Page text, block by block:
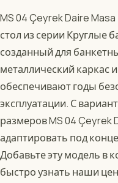
MS 04 Çeyrek Daire
стол из серии Круглые
созданный для
металлический каркас
обеспечивают годы
эксплуатации. С
размеров MS 04 Çeyrek
адаптировать под
Добавьте эту модель в
быстро узнать наши